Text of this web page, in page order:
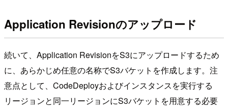
Application Revisionのアップロード
続いて、Application RevisionをS3にアップロードするため
に、あらかじめ任意の名称でS3バケットを作成します。注
意点として、CodeDeployおよびインスタンスを実行する
リージョンと同一リージョンにS3バケットを用意する必要